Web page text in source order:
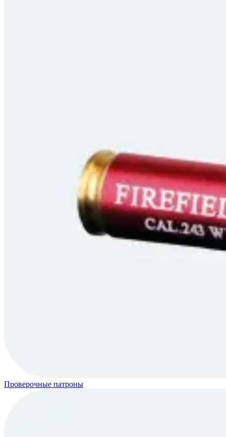
Проверочные патроны